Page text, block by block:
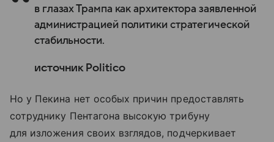
в глазах Трампа как архитектора заявленной
администрацией политики стратегической
стабильности.
источник Politico
Но у Пекина нет особых причин предоставлять
сотруднику Пентагона высокую трибуну
для изложения своих взглядов, подчеркивает